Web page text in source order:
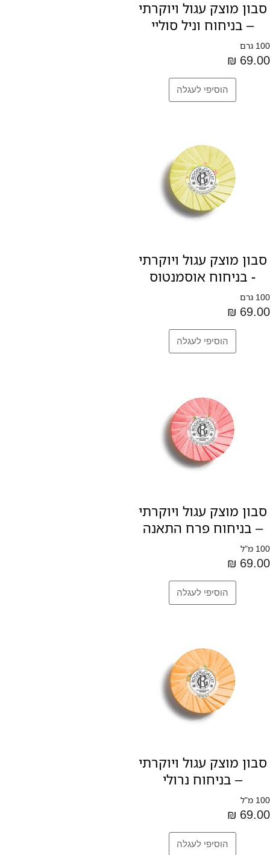
סבון מוצק עגול ויוקרתי
– בניחוח וניל סוליי
100 גרם
69.00 ₪
סבון מוצק עגול ויוקרתי
- בניחוח אוסמנטוס
100 גרם
69.00 ₪
סבון מוצק עגול ויוקרתי
– בניחוח פרח התאנה
100 מ"ל
69.00 ₪
סבון מוצק עגול ויוקרתי
– בניחוח נרולי
100 מ"ל
69.00 ₪